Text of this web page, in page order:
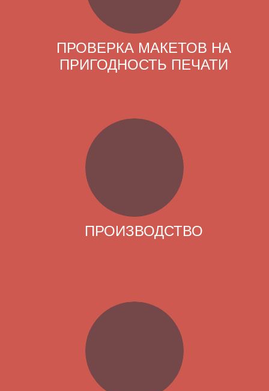
ПРОВЕРКА МАКЕТОВ НА
ПРИГОДНОСТЬ ПЕЧАТИ
ПРОИЗВОДСТВО